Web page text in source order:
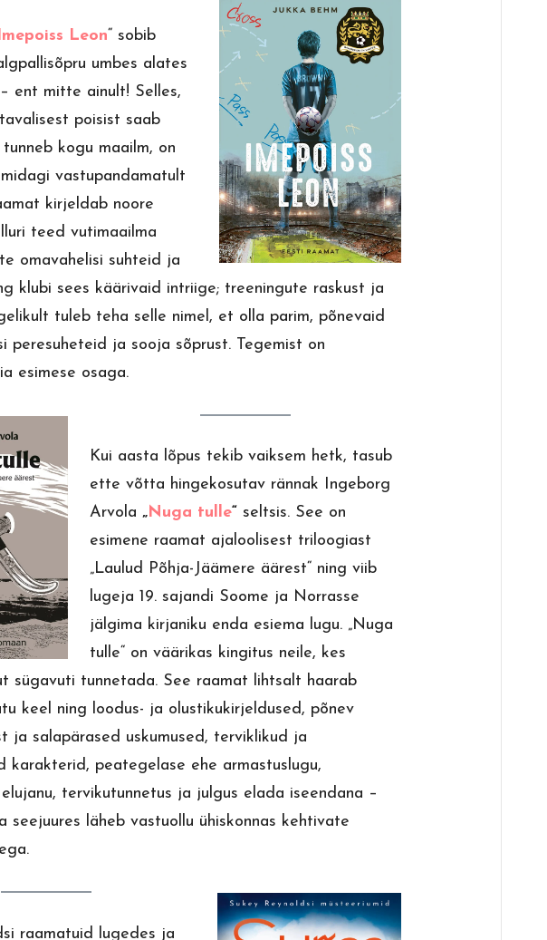
Leon“ sobib
umbes alates
ent mitte ainult! Selles,
poisist saab
kogu maailm, on
vastupandamatult
kirjeldab noore
teed vutimaailma
omavahelisi suhteid ja
klubi sees käärivaid intriige; treeningute raskust ja
tuleb teha selle nimel, et olla parim, põnevaid
peresuheteid ja sooja sõprust. Tegemist on
esimese osaga.
Kui aasta lõpus tekib vaiksem hetk, tasub
ette võtta hingekosutav rännak Ingeborg
Arvola„Nuga tulle“seltsis. See on
esimene raamat ajaloolisest triloogiast
„Laulud Põhja-Jäämere äärest“ ning viib
lugeja 19. sajandi Soome ja Norrasse
jälgima kirjaniku enda esiema lugu. „Nuga
tulle“ on väärikas kingitus neile, kes
sügavuti tunnetada. See raamat lihtsalt haarab
keel ning loodus- ja olustikukirjeldused, põnev
ja salapärased uskumused, terviklikud ja
karakterid, peategelase ehe armastuslugu,
tervikutunnetus ja julgus elada iseendana –
seejuures läheb vastuollu ühiskonnas kehtivate
raamatuid lugedes ja